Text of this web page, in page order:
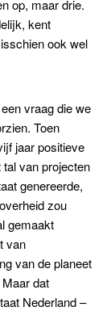
op, maar drie.
kent
ook wel
vraag die we
Toen
jaar positieve
van projecten
genereerde,
zou
gemaakt
van
van de planeet
dat
Nederland –